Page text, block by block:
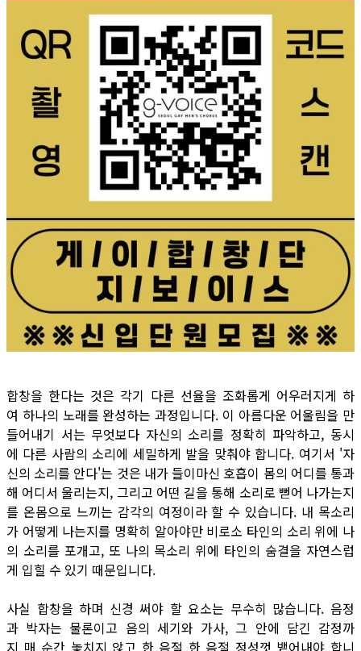
합창을 한다는 것은 각기 다른 선율을 조화롭게 어우러지게 하
여 하나의 노래를 완성하는 과정입니다. 이 아름다운 어울림을 만
들어내기 서는 무엇보다 자신의 소리를 정확히 파악하고, 동시
에 다른 사람의 소리에 세밀하게 발을 맞춰야 합니다. 여기서 '자
신의 소리를 안다'는 것은 내가 들이마신 호흡이 몸의 어디를 통과
해 어디서 울리는지, 그리고 어떤 길을 통해 소리로 뻗어 나가는지
를 온몸으로 느끼는 감각의 여정이라 할 수 있습니다. 내 목소리
가 어떻게 나는지를 명확히 알아야만 비로소 타인의 소리 위에 나
의 소리를 포개고, 또 나의 목소리 위에 타인의 숨결을 자연스럽
게 입힐 수 있기 때문입니다.
사실 합창을 하며 신경 써야 할 요소는 무수히 많습니다. 음정
과 박자는 물론이고 음의 세기와 가사, 그 안에 담긴 감정까
지 매 순간 놓치지 않고 한 음절 한 음절 정성껏 뱉어내야 합니